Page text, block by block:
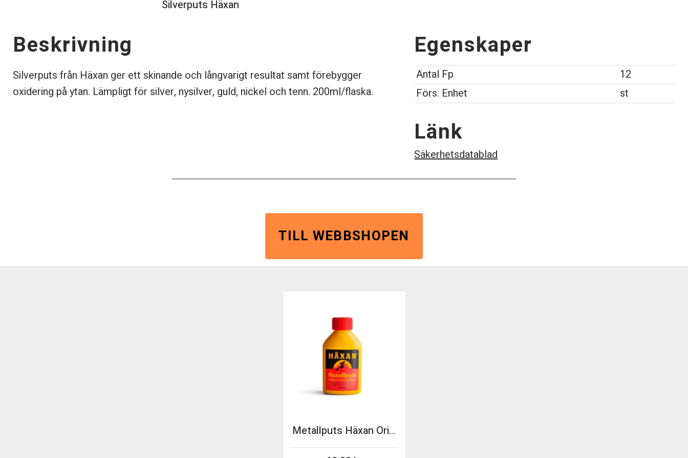
Silverputs Häxan
Beskrivning
Silverputs från Häxan ger ett skinande och långvarigt resultat samt förebygger
oxidering på ytan. Lämpligt för silver, nysilver, guld, nickel och tenn. 200ml/flaska.
Egenskaper
Antal Fp
12
Förs. Enhet
st
Länk
Säkerhetsdatablad
TILL WEBBSHOPEN
Metallputs Häxan Original 200ml